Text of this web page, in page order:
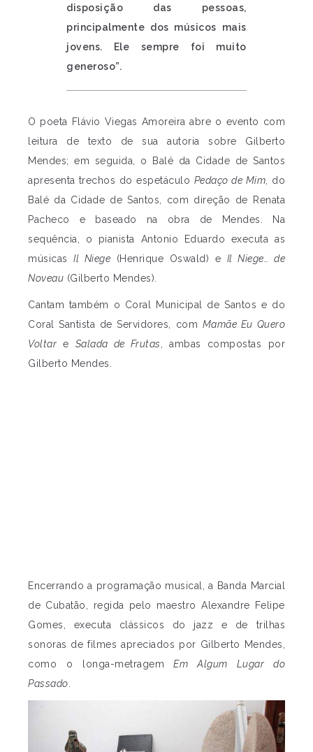
disposição das pessoas,
principalmente dos músicos mais
jovens. Ele sempre foi muito
generoso”.
O poeta Flávio Viegas Amoreira abre o evento com
leitura de texto de sua autoria sobre Gilberto
Mendes; em seguida, o Balé da Cidade de Santos
apresenta trechos do espetáculo Pedaço de Mim, do
Balé da Cidade de Santos, com direção de Renata
Pacheco e baseado na obra de Mendes. Na
sequência, o pianista Antonio Eduardo executa as
músicasIl Niege (Henrique Oswald) e Il Niege… de
Noveau (Gilberto Mendes).
Cantam também o Coral Municipal de Santos e do
Coral Santista de Servidores, com Mamãe Eu Quero
Voltar e Salada de Frutas, ambas compostas por
Gilberto Mendes.
Encerrando a programação musical, a Banda Marcial
de Cubatão, regida pelo maestro Alexandre Felipe
Gomes, executa clássicos do jazz e de trilhas
sonoras de filmes apreciados por Gilberto Mendes,
como o longa-metragem Em Algum Lugar do
Passado.